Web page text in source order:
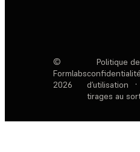
©
Formlabs
2026
Politique de
confidentialité
d’utilisation
·
tirages au